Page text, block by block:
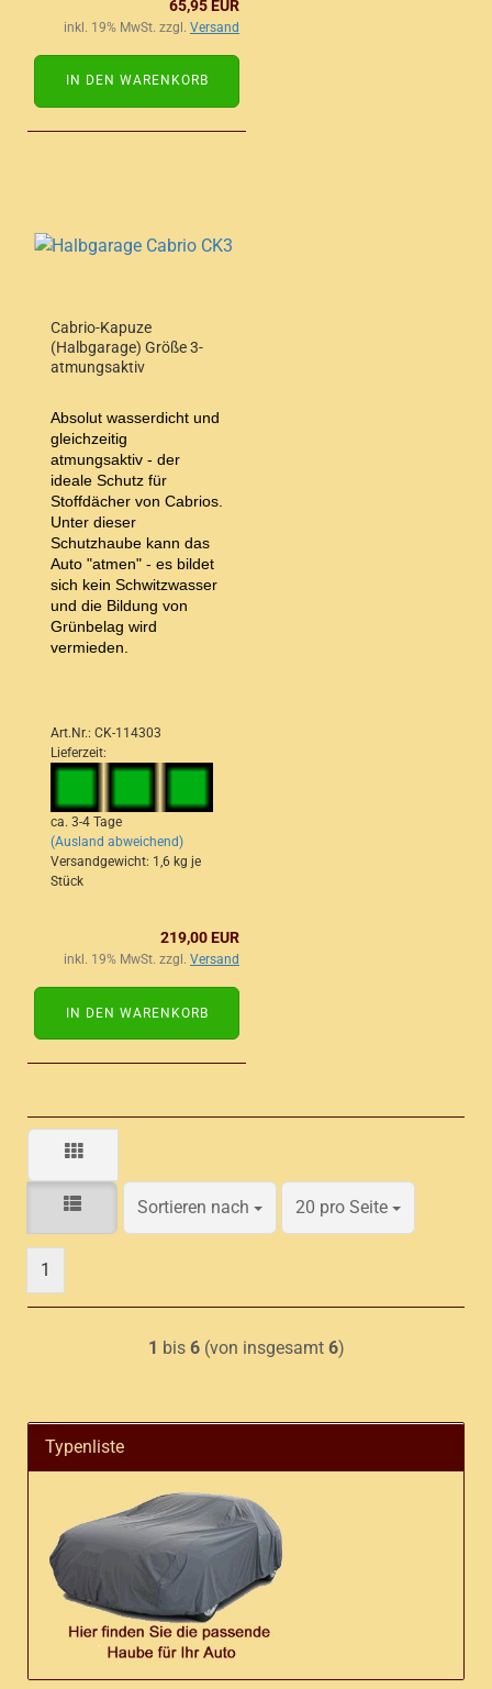
65,95 EUR
inkl. 19% MwSt. zzgl. Versand
IN DEN WARENKORB
Cabrio-Kapuze
(Halbgarage) Größe 3-
atmungsaktiv
Absolut wasserdicht und
gleichzeitig
atmungsaktiv - der
ideale Schutz für
Stoffdächer von Cabrios.
Unter dieser
Schutzhaube kann das
Auto "atmen" - es bildet
sich kein Schwitzwasser
und die Bildung von
Grünbelag wird
vermieden.
Art.Nr.: CK-114303
Lieferzeit:
ca. 3-4 Tage
(Ausland abweichend)
Versandgewicht: 1,6 kg je
Stück
219,00 EUR
inkl. 19% MwSt. zzgl. Versand
IN DEN WARENKORB
Sortieren nach
Sortieren nach 20 pro Seite
pro Seite
1
1 bis 6(von insgesamt 6)
Typenliste